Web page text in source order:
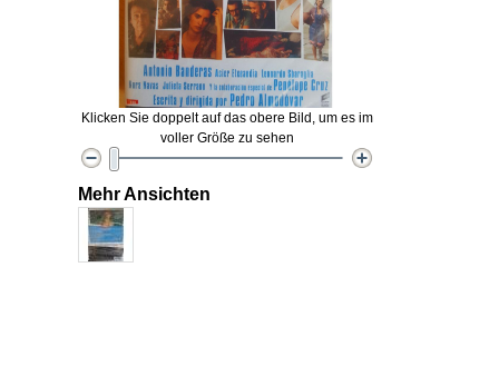
Klicken Sie doppelt auf das obere Bild, um es im
voller Größe zu sehen
Mehr Ansichten